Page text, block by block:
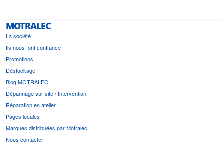
MOTRALEC
La société
Ils nous font confiance
Promotions
Déstockage
Blog MOTRALEC
Dépannage sur site / Intervention
Réparation en atelier
Pages locales
Marques distribuées par Motralec
Nous contacter